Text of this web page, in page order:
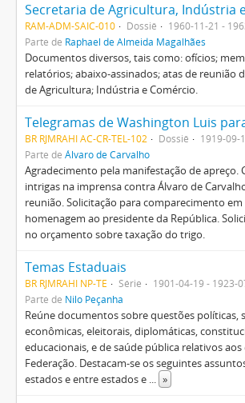
Secretaria de Agricultura, Indústria
RAM-ADM-SAIC-010 Dossiê
1960-11-21 -
Parte de Raphael de Almeida Magalhães
Documentos diversos, tais como: ofícios;
relatórios; abaixo-assinados; atas de reunião
de Agricultura; Indústria e Comércio.
BR RJMRAHI AC-CR-TEL-102 Dossiê
1919-09-
Parte de Álvaro de Carvalho
Agradecimento pela manifestação de apreço.
intrigas na imprensa contra Álvaro de
reunião. Solicitação para comparecimento
homenagem ao presidente da República.
no orçamento sobre taxação do trigo.
Temas Estaduais
BR RJMRAHI NP-TE Série
1901-04-19 - 1923-
Parte de Nilo Peçanha
Reúne documentos sobre questões políticas,
econômicas, eleitorais, diplomáticas,
educacionais, e de saúde pública relativos
Federação. Destacam-se os seguintes
estados e entre estados e ... »